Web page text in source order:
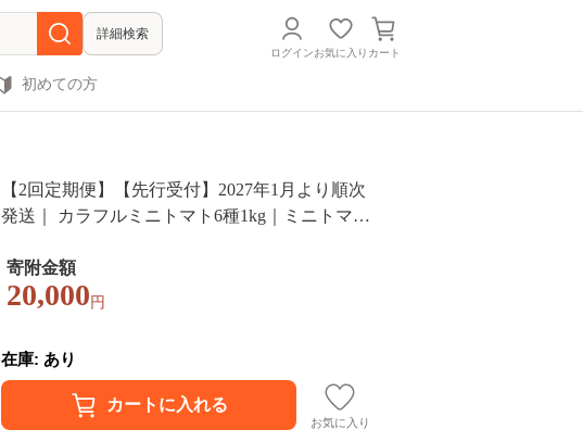
詳細検索
ログインお気に入り カート
初めての方
【2回定期便】【先行受付】2027年1月より順次
発送｜ カラフルミニトマト6種1kg｜ミニトマト
市｜たにぐちファーム Ricotomato～とりこにな
るトマト～ D-92
寄附金額
20,000 円
在庫: あり
お気に入り